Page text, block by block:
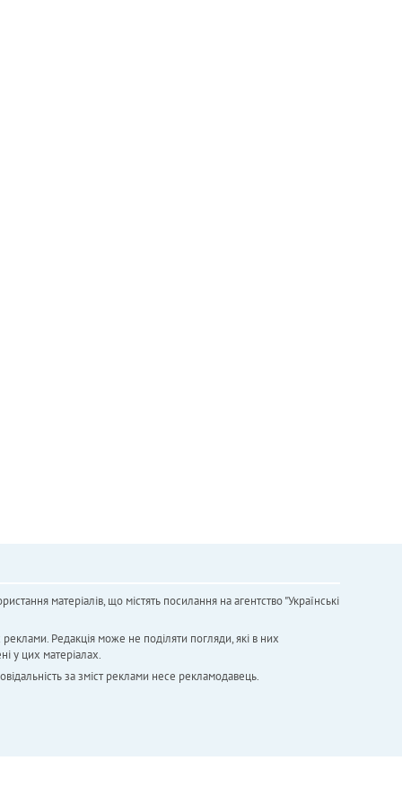
матеріалів, що містять посилання на агентство "Українськi
Редакція може не поділяти погляди, які в них
у цих матеріалах.
за зміст реклами несе рекламодавець.